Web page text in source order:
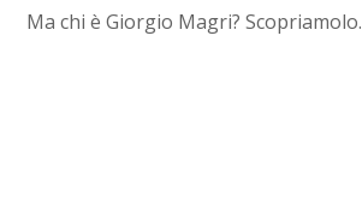
Ma chi è Giorgio Magri? Scopriamolo.